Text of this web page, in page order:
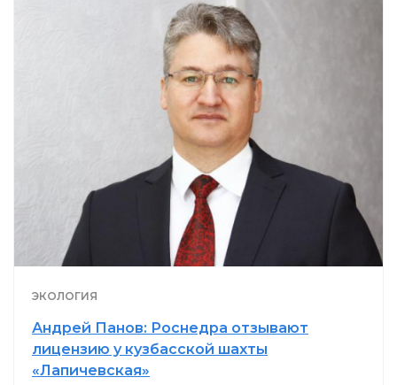
ЭКОЛОГИЯ
Андрей Панов: Роснедра отзывают
лицензию у кузбасской шахты
«Лапичевская»